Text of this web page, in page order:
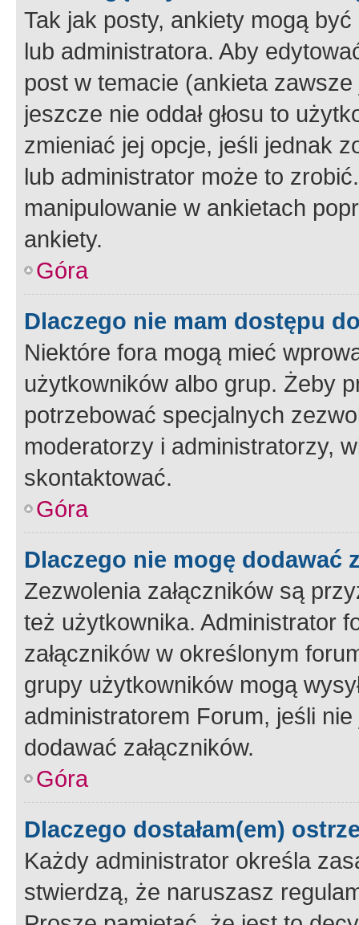
Tak jak posty, ankiety mogą
lub administratora. Aby
post w temacie (ankieta
jeszcze nie oddał głosu to
zmieniać jej opcje, jeśli jednak
lub administrator może to
manipulowanie w ankietach
ankiety.
Góra
Dlaczego nie mam dostępu
Niektóre fora mogą mieć
użytkowników albo grup. Żeby
potrzebować specjalnych
moderatorzy i administratorzy,
skontaktować.
Góra
Dlaczego nie mogę dodawać
Zezwolenia załączników są
też użytkownika. Administrator
załączników w określonym
grupy użytkowników mogą
administratorem Forum, jeśli
dodawać załączników.
Góra
Dlaczego dostałam(em)
Każdy administrator określa
stwierdzą, że naruszasz